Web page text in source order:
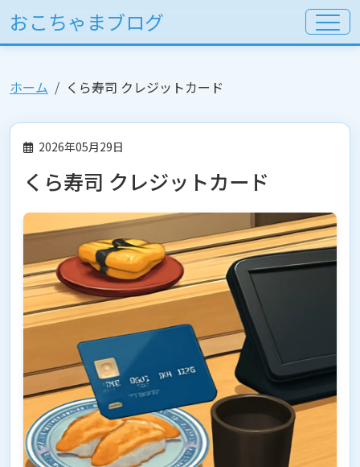
おこちゃまブログ
ホーム くら寿司 クレジットカード
2026年05月29日
くら寿司 クレジットカード